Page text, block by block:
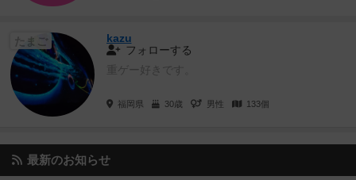
たまご
kazu
フォローする
重ゲー好きです。
福岡県 30歳 男性 133個
最新のお知らせ